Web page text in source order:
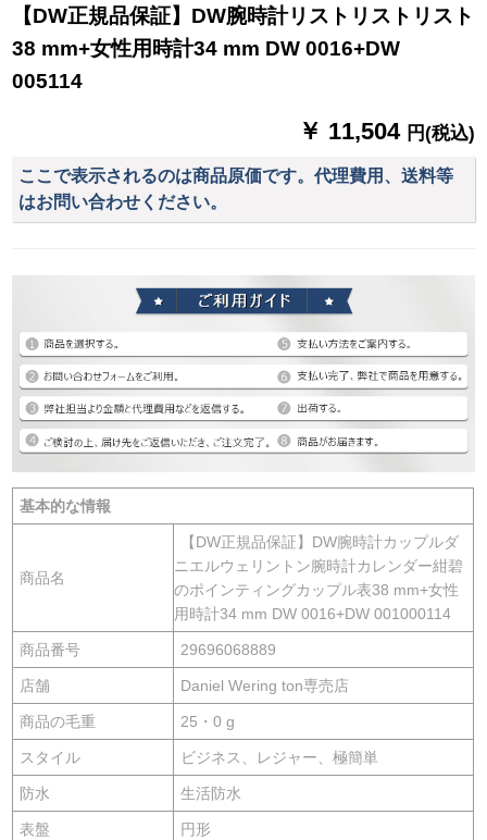
【DW正規品保証】DW腕時計リストリストリスト
38 mm+女性用時計34 mm DW 0016+DW
005114
￥ 11,504 円(税込)
ここで表示されるのは商品原価です。代理費用、送料等
はお問い合わせください。
基本的な情報
商品名
【DW正規品保証】DW腕時計カップルダ
ニエルウェリントン腕時計カレンダー紺碧
のポインティングカップル表38 mm+女性
用時計34 mm DW 0016+DW 001000114
商品番号 29696068889
店舗 Daniel Wering ton専売店
商品の毛重 25・0 g
スタイル ビジネス、レジャー、極簡単
防水 生活防水
表盤 円形